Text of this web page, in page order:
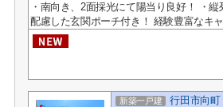
・南向き、2面採光にて陽当り良好！ ・
配慮した玄関ポーチ付き！ 経験豊富なキ
新築一戸建 行田市向